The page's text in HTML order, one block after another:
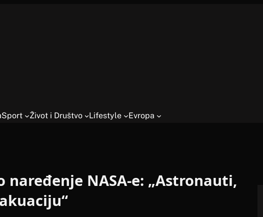
Sport Život i Društvo Lifestyle Evropa
NASA-e: „Astronauti,